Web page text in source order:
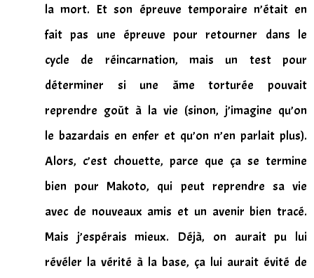
la mort. Et son épreuve temporaire n’était en
fait pas une épreuve pour retourner dans le
cycle de réincarnation, mais un test pour
déterminer si une âme torturée pouvait
reprendre goût à la vie (sinon, j’imagine qu’on
le bazardais en enfer et qu’on n’en parlait plus).
Alors, c’est chouette, parce que ça se termine
bien pour Makoto, qui peut reprendre sa vie
avec de nouveaux amis et un avenir bien tracé.
Mais j’espérais mieux. Déjà, on aurait pu lui
révéler la vérité à la base, ça lui aurait évité de